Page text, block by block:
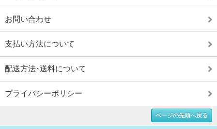
お問い合わせ
支払い方法について
配送方法･送料について
プライバシーポリシー
ページの先頭へ戻る